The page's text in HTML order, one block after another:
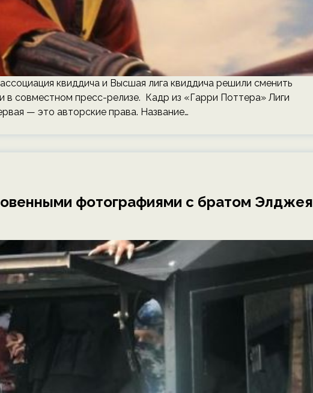
квиддича и Высшая лига квиддича решили сменить
совместном пресс-релизе. Кадр из «Гарри Поттера» Лиги
— это авторские права. Название…
фотографиями с братом Элджея